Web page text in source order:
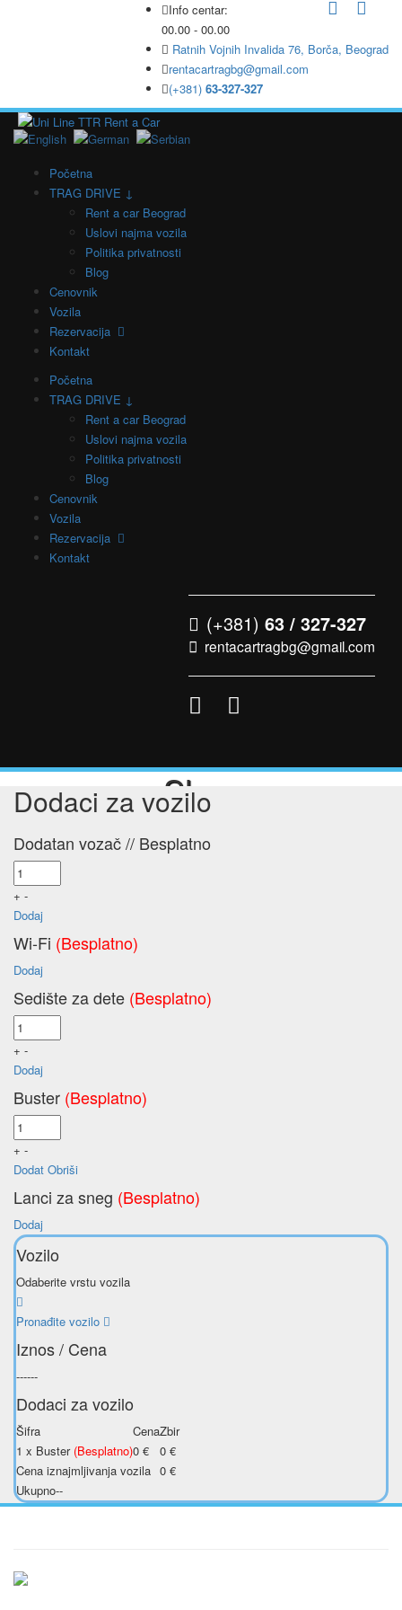
Info centar:
00.00 - 00.00
Ratnih Vojnih Invalida 76, Borča, Beograd
rentacartragbg@gmail.com
(+381) 63-327-327
Početna
TRAG DRIVE ↓
Rent a car Beograd
Uslovi najma vozila
Politika privatnosti
Blog
Cenovnik
Vozila
Rezervacija
Kontakt
Početna
TRAG DRIVE ↓
Rent a car Beograd
Uslovi najma vozila
Politika privatnosti
Blog
Cenovnik
Vozila
Rezervacija
Kontakt
(+381) 63 / 327-327
rentacartragbg@gmail.com
Shop
Dodaci za vozilo
Dodatan vozač// Besplatno
+ -
Dodaj
Wi-Fi (Besplatno)
Dodaj
Sedište za dete (Besplatno)
+ -
Dodaj
Buster (Besplatno)
+ -
Dodat Obriši
Lanci za sneg (Besplatno)
Dodaj
Vozilo
Odaberite vrstu vozila
Pronađite vozilo
Iznos / Cena
------
Dodaci za vozilo
Šifra CenaZbir
1 x Buster (Besplatno)0 € 0 €
Cena iznajmljivanja vozila 0 €
Ukupno--
Ukratko / O Nama